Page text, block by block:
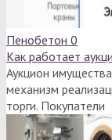
Пенобетон 0
Как работает
Аукцион
механизм
торги. Покупатели